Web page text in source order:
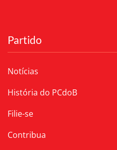
Partido
Notícias
História do PCdoB
Filie-se
Contribua